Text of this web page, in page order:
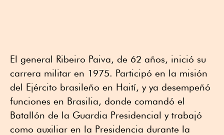
El general Ribeiro Paiva, de 62 años, inició su
carrera militar en 1975. Participó en la misión
del Ejército brasileño en Haití, y ya desempeñó
funciones en Brasilia, donde comandó el
Batallón de la Guardia Presidencial y trabajó
como auxiliar en la Presidencia durante la